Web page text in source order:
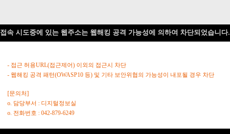
접속 시도중에 있는 웹주소는 웹해킹 공격 가능성에 의하여 차단되었습니다.
- 접근 허용URL(접근제어) 이외의 접근시 차단
- 웹해킹 공격 패턴(OWASP10 등) 및 기타 보안위협의 가능성이 내포될 경우 차단
[문의처]
o. 담당부서 : 디지털정보실
o. 전화번호 : 042-879-6249